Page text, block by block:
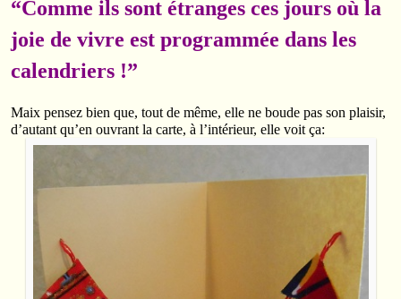
“Comme ils sont étranges ces jours où la
joie de vivre est programmée dans les
calendriers !”
Maix pensez bien que, tout de même, elle ne boude pas son plaisir,
d’autant qu’en ouvrant la carte, à l’intérieur, elle voit ça: